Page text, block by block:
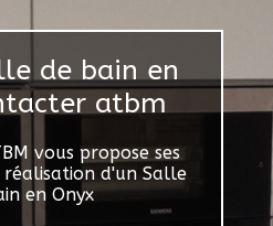
de bain en
atbm
vous propose ses
d'un Salle
en Onyx